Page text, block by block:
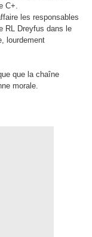
C+.
les responsables
RL Dreyfus dans le
lourdement
que la chaîne
morale.